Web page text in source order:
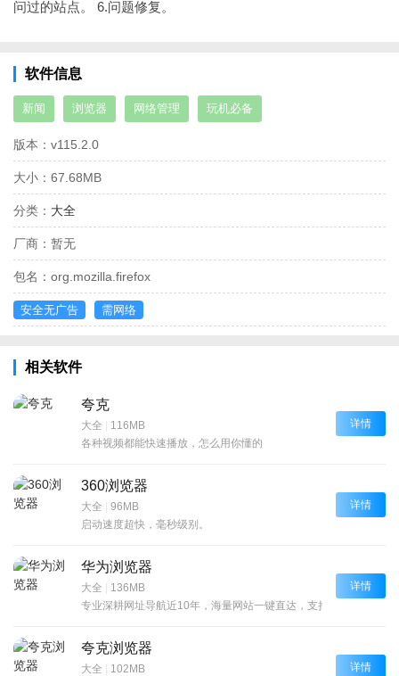
问过的站点。 6.问题修复。
软件信息
新闻 浏览器 网络管理 玩机必备
版本： v115.2.0
大小： 67.68MB
分类： 大全
厂商： 暂无
包名： org.mozilla.firefox
安全无广告 需网络
相关软件
夸克
大全 | 116MB
各种视频都能快速播放，怎么用你懂的
详情
360浏览器
大全 | 96MB
启动速度超快，毫秒级别。
详情
华为浏览器
大全 | 136MB
专业深耕网址导航近10年，海量网站一键直达，支持各大主流搜索
详情
夸克浏览器
大全 | 102MB
详情